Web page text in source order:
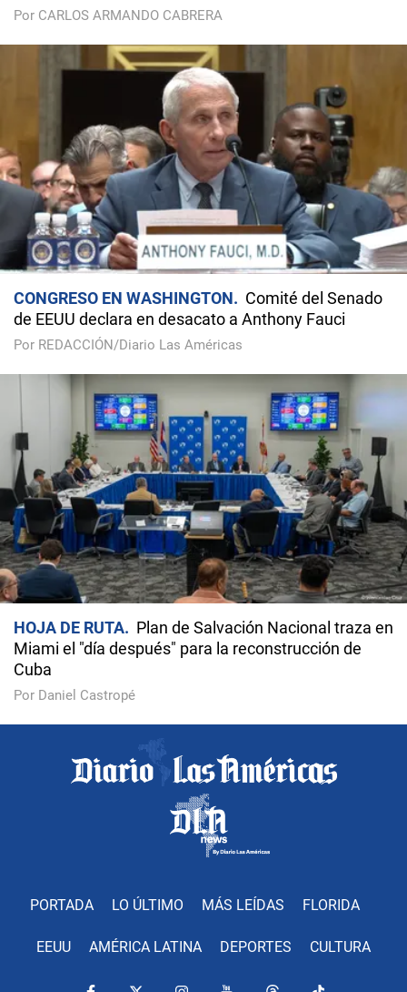
Por CARLOS ARMANDO CABRERA
CONGRESO EN WASHINGTON
Comité del Senado
de EEUU declara en desacato a Anthony Fauci
Por REDACCIÓN/Diario Las Américas
HOJA DE RUTA
Plan de Salvación Nacional traza en
Miami el "día después" para la reconstrucción de
Cuba
Por Daniel Castropé
PORTADA LO ÚLTIMO MÁS LEÍDAS FLORIDA
EEUU AMÉRICA LATINA DEPORTES CULTURA